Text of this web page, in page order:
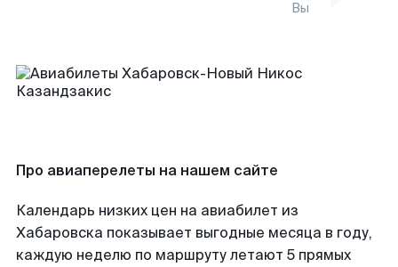
Вы
Про авиаперелеты на нашем сайте
Календарь низких цен на авиабилет из
Хабаровска показывает выгодные месяца в году,
каждую неделю по маршруту летают 5 прямых